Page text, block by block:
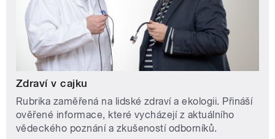
Zdraví v cajku
Rubrika zaměřená na lidské zdraví a ekologii. Přináší
ověřené informace, které vycházejí z aktuálního
vědeckého poznání a zkušeností odborníků.